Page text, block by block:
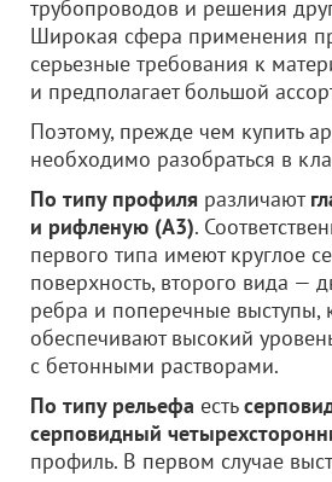
трубопроводов и решения
Широкая сфера применения
серьезные требования к
и предполагает большой
Поэтому, прежде чем купить
необходимо разобраться в
По типу профиля различают
и рифленую (А3).
первого типа имеют круглое
поверхность, второго вида —
ребра и поперечные выступы,
обеспечивают высокий
с бетонными растворами.
По типу рельефа есть
серповидный
профиль. В первом случае